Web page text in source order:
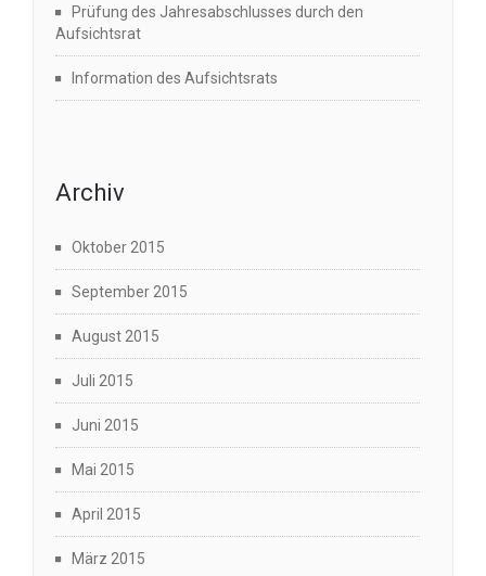
Prüfung des Jahresabschlusses durch den
Aufsichtsrat
Information des Aufsichtsrats
Archiv
Oktober 2015
September 2015
August 2015
Juli 2015
Juni 2015
Mai 2015
April 2015
März 2015